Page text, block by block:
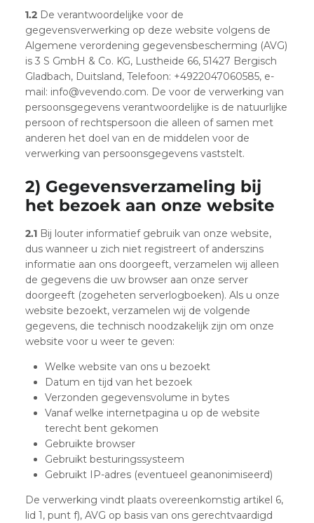
1.2 De verantwoordelijke voor de
gegevensverwerking op deze website volgens de
Algemene verordening gegevensbescherming (AVG)
is 3 S GmbH & Co. KG, Lustheide 66, 51427 Bergisch
Gladbach, Duitsland, Telefoon: +4922047060585, e-
mail: info@vevendo.com. De voor de verwerking van
persoonsgegevens verantwoordelijke is de natuurlijke
persoon of rechtspersoon die alleen of samen met
anderen het doel van en de middelen voor de
verwerking van persoonsgegevens vaststelt.
2) Gegevensverzameling bij
het bezoek aan onze website
2.1 Bij louter informatief gebruik van onze website,
dus wanneer u zich niet registreert of anderszins
informatie aan ons doorgeeft, verzamelen wij alleen
de gegevens die uw browser aan onze server
doorgeeft (zogeheten serverlogboeken). Als u onze
website bezoekt, verzamelen wij de volgende
gegevens, die technisch noodzakelijk zijn om onze
website voor u weer te geven:
Welke website van ons u bezoekt
Datum en tijd van het bezoek
Verzonden gegevensvolume in bytes
Vanaf welke internetpagina u op de website
terecht bent gekomen
Gebruikte browser
Gebruikt besturingssysteem
Gebruikt IP-adres (eventueel geanonimiseerd)
De verwerking vindt plaats overeenkomstig artikel 6,
lid 1, punt f), AVG op basis van ons gerechtvaardigd